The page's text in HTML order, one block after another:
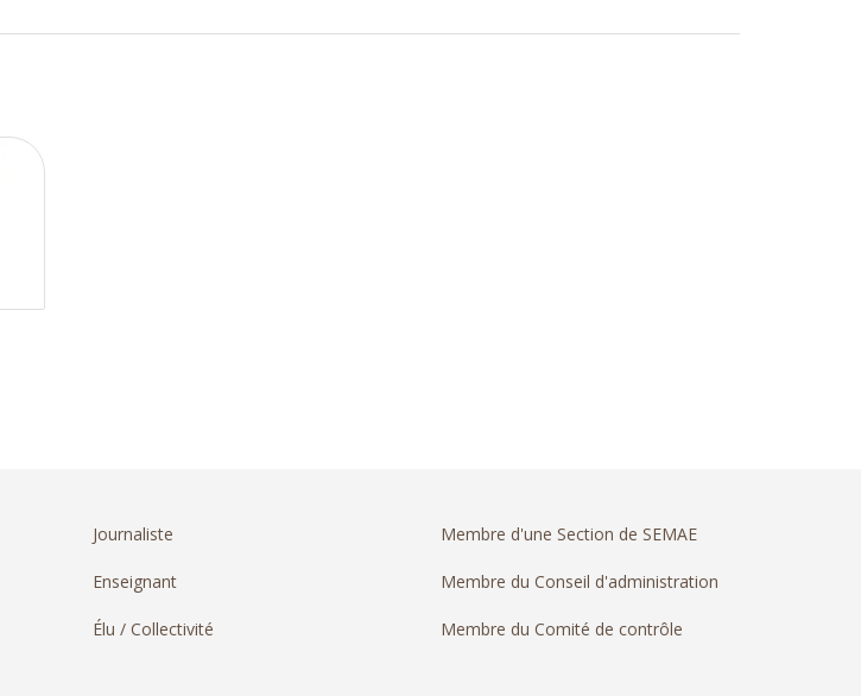
Journaliste
Enseignant
Élu / Collectivité
Membre d'une Section de SEMAE
Membre du Conseil d'administration
Membre du Comité de contrôle